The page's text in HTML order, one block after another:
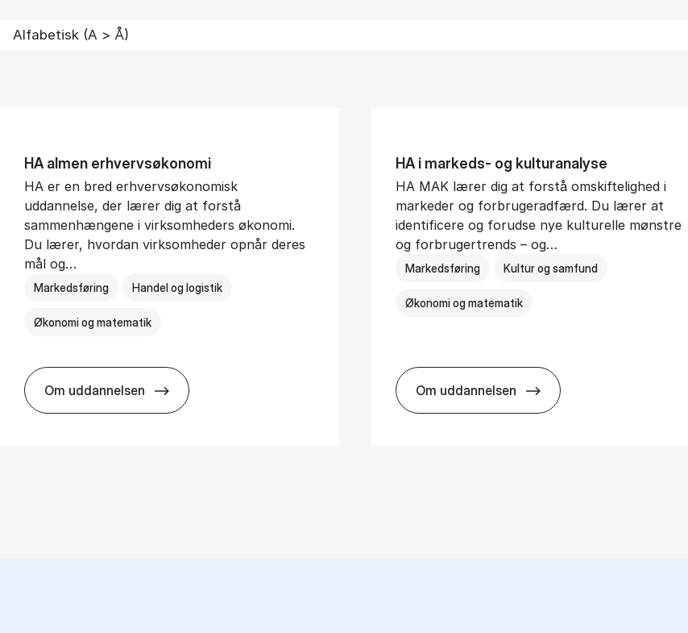
HA al­men erhvervs­økonomi
HA er en bred erhvervsøkonomisk
uddannelse, der lærer dig at forstå
sammenhængene i virksomheders økonomi.
Du lærer, hvordan virksomheder opnår deres
mål og…
Markedsføring Handel og logistik
Økonomi og matematik
Om uddannelsen
HA al­men erhvervs­økonomi
HA i mar­keds- og kul­tu­r­a­na­ly­se
HA MAK lærer dig at forstå omskiftelighed i
markeder og forbrugeradfærd. Du lærer at
identificere og forudse nye kulturelle mønstre
og forbrugertrends – og…
Markedsføring Kultur og samfund
Økonomi og matematik
Om uddannelsen
HA i mar­keds- og kul­tu­r­a­na­ly­se